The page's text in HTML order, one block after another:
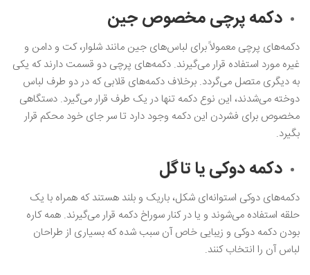
دکمه پرچی مخصوص جین
دکمه‌های پرچی معمولاً برای لباس‌های جین مانند شلوار، کت و دامن و
غیره مورد استفاده قرار می‌گیرند. دکمه‌های پرچی دو قسمت دارند که یکی
به دیگری متصل می‌گردد. برخلاف دکمه‌های قلابی که در دو طرف لباس
دوخته می‌شدند، این نوع دکمه تنها در یک طرف قرار می‌گیرد. دستگاهی
مخصوص برای فشردن این دکمه وجود دارد تا سر جای خود محکم قرار
بگیرد.
دکمه دوکی یا تاگل
دکمه‌های دوکی استوانه‌ای شکل، باریک و بلند هستند که همراه با یک
حلقه استفاده می‌شوند و یا در کنار سوراخ دکمه قرار می‌گیرند. همه کاره
بودن دکمه دوکی و زیبایی خاص آن سبب شده که بسیاری از طراحان
لباس آن را انتخاب کنند.